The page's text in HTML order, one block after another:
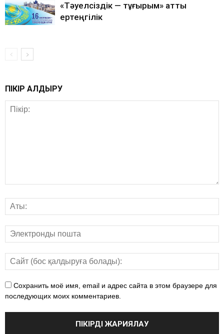
«Тәуелсіздік — тұғырым» атты
ертеңгілік
ПІКІР ҚАЛДЫРУ
Сохранить моё имя, email и адрес сайта в этом браузере для
последующих моих комментариев.